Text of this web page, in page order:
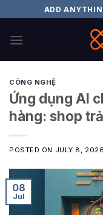
content
ADD
CÔNG NGHỆ
Ứng dụng AI
hàng: shop
POSTED ON JULY 8, 2026
08
Jul